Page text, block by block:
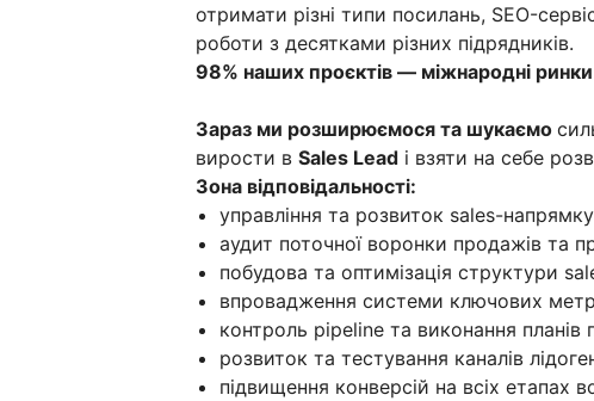
отримати різні типи посилань, SEO-
роботи з десятками різних підрядників.
98% наших проєктів — міжнародні
Зараз ми розширюємося та шукаємо
вирости в Sales Lead і взяти на себе
Зона відповідальності:
управління та розвиток sales-
аудит поточної воронки продажів та
побудова та оптимізація структури
впровадження системи ключових
контроль pipeline та виконання планів
розвиток та тестування каналів
підвищення конверсій на всіх етапах